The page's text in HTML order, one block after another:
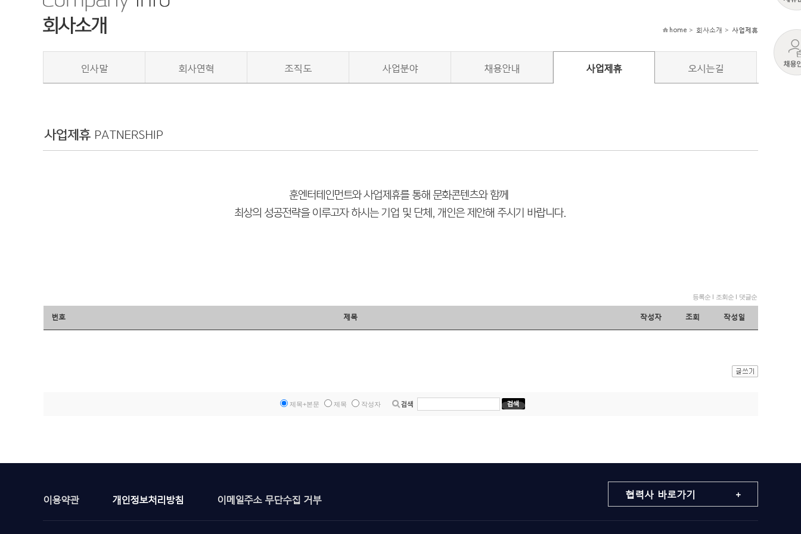
인사말 회사연혁 조직도 사업분야 채용안내 사업제휴 오시는길
home > 회사소개 > 사업제휴
등록순 l 조회순 l 댓글순
번호 제목 작성자 조회 작성일
제목+본문 제목 작성자
이용약관 개인정보처리방침 이메일주소 무단수집 거부 협력사 바로가기 +